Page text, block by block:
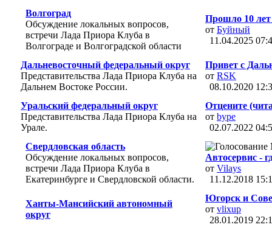
Волгоград
Обсуждение локальных вопросов,
встречи Лада Приора Клуба в
Волгограде и Волгоградской области
Прошло 10 лет
от Буйный
11.04.2025
Дальневосточный федеральный округ
Представительства Лада Приора Клуба на
Дальнем Востоке России.
Привет с
от RSK
08.10.2020
Уральский федеральный округ
Представительства Лада Приора Клуба на
Урале.
Отцените
от bype
02.07.2022
Свердловская область
Обсуждение локальных вопросов,
встречи Лада Приора Клуба в
Екатеринбурге и Свердловской области.
Автосервис -
от Vilays
11.12.2018
Ханты-Мансийский автономный
округ
Югорск и
от vlixup
28.01.2019